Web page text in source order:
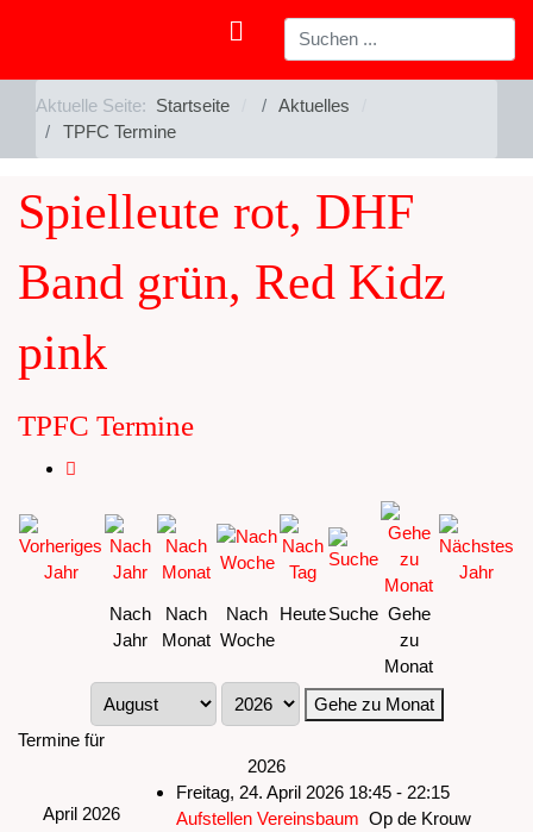
Aktuelle Seite: Startseite
Aktuelles
TPFC Termine
Spielleute rot, DHF
Band grün, Red Kidz
pink
TPFC Termine
Nach
Jahr
Nach
Monat
Nach
Woche
HeuteSuche Gehe
zu
Monat
Gehe zu Monat
Termine für
2026
April 2026
Freitag, 24. April 2026 18:45 - 22:15
Aufstellen Vereinsbaum Op de Krouw